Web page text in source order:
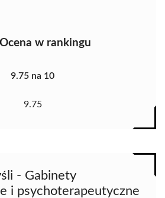
Ocena w rankingu
9.75 na 10
9.75
- Gabinety
i psychoterapeutyczne